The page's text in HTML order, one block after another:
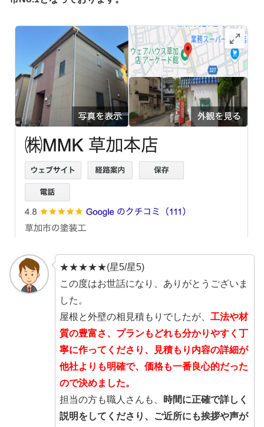
★★★★★(星5/星5)
この度はお世話になり、ありがとうございま
した。
屋根と外壁の相見積もりでしたが、 工法や材
質の豊富さ、プランもどれも分かりやすく丁
寧に作ってくださり、見積もり内容の詳細が
他社よりも明確で、価格も一番良心的だった
ので決めました。
担当の方も職人さんも、
時間に正確で詳しく
説明をしてくださり、ご近所にも挨拶や声が